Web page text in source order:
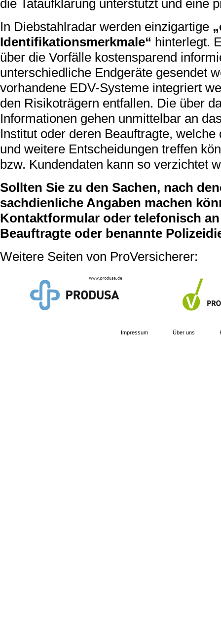
die Tataufklärung unterstützt und eine
In Diebstahlradar werden einzigartige
Identifikationsmerkmale“ hinterlegt.
über die Vorfälle kostensparend
unterschiedliche Endgeräte gesendet
vorhandene EDV-Systeme integriert
den Risikoträgern entfallen. Die über
Informationen gehen unmittelbar an
Institut oder deren Beauftragte,
und weitere Entscheidungen treffen
bzw. Kundendaten kann so verzichtet
Sollten Sie zu den Sachen, nach
sachdienliche Angaben machen
Kontaktformular oder telefonisch
Beauftragte oder benannte
Weitere Seiten von ProVersicherer:
Impressum Über uns